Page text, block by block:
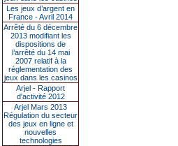
Les jeux d’argent en
France - Avril 2014
Arrêté du 6 décembre
2013 modifiant les
dispositions de
l’arrêté du 14 mai
2007 relatif à la
réglementation des
jeux dans les casinos
Arjel - Rapport
d'activité 2012
Arjel Mars 2013
Régulation du secteur
des jeux en ligne et
nouvelles
technologies